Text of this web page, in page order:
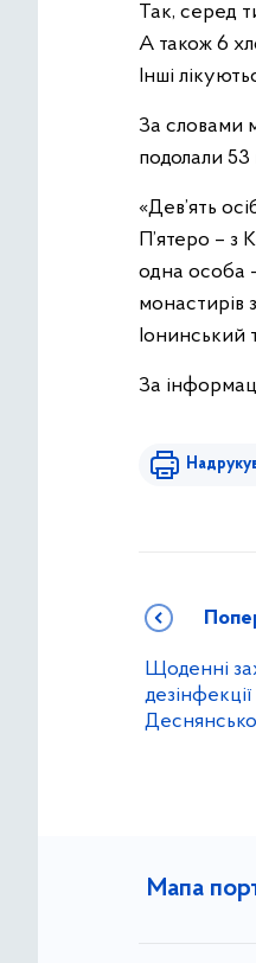
Так, серед
А також 6
Інші
За словами
подолали
«Дев’ять
П’ятеро – з
одна особа
монастирів
Іонинський
За
Щоденні
Мапа